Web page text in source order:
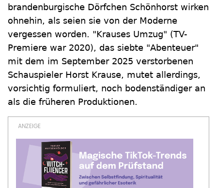
brandenburgische Dörfchen Schönhorst wirken
ohnehin, als seien sie von der Moderne
vergessen worden. "Krauses Umzug" (TV-
Premiere war 2020), das siebte "Abenteuer"
mit dem im September 2025 verstorbenen
Schauspieler Horst Krause, mutet allerdings,
vorsichtig formuliert, noch bodenständiger an
als die früheren Produktionen.